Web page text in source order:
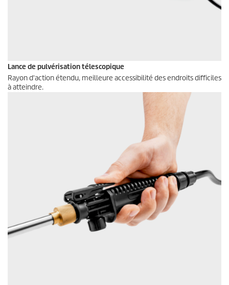
Lance de pulvérisation télescopique
Rayon d'action étendu, meilleure accessibilité des endroits difficiles
à atteindre.